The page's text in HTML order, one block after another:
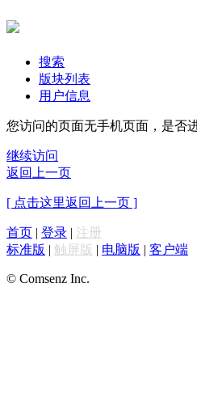
搜索
版块列表
用户信息
您访问的页面无手机页面，是否
继续访问
返回上一页
[ 点击这里返回上一页 ]
首页 | 登录 | 注册
标准版 | 触屏版 | 电脑版 | 客户端
© Comsenz Inc.